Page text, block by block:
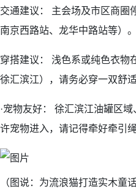
交通建议： 主会场及市区商圈
南京西路站、龙华中路站等）。
穿搭建议： 浅色系或纯色衣物
徐汇滨江），请务必穿一双舒
·宠物友好： 徐汇滨江油罐区
许宠物进入，请记得牵好牵引
（图说：为流浪猫打造实木童